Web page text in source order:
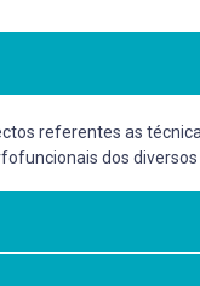
referentes as
dos